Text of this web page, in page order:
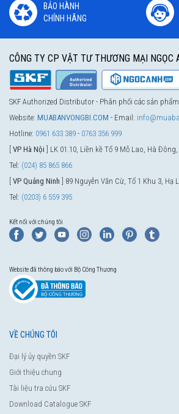
BẢO HÀNH
CHÍNH HÃNG
CÔNG TY CP VẬT TƯ THƯƠNG MẠI NGỌC
SKF Authorized Distributor - Phân phối các sản
Website: MUABANVONGBI.COM - Email:
Hotline: 0961 633 389 - 0763 356 999
[ VP Hà Nội ] LK 01.10, Liền kề Tổ 9 Mỗ Lao, Hà
Tel: (024) 85 865 866
[ VP Quảng Ninh ] 89 Nguyễn Văn Cừ, Tổ 1 Khu 3, Hạ
Tel: (0203) 6 559 395
Kết nối với chúng tôi
Website đã thông báo với Bộ Công Thương
VỀ CHÚNG TÔI
Đại lý ủy quyền SKF
Giới thiệu chung
Tài liệu tra cứu SKF
Download Catalogue SKF